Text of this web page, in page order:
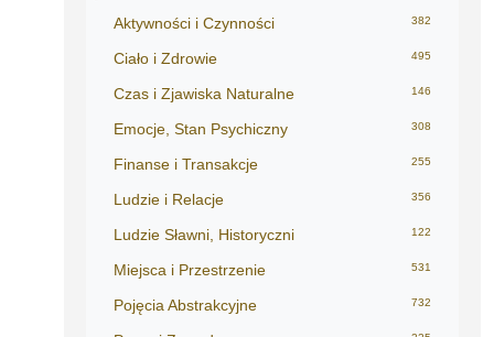
Aktywności i Czynności 382
Ciało i Zdrowie 495
Czas i Zjawiska Naturalne 146
Emocje, Stan Psychiczny 308
Finanse i Transakcje 255
Ludzie i Relacje 356
Ludzie Sławni, Historyczni 122
Miejsca i Przestrzenie 531
Pojęcia Abstrakcyjne 732